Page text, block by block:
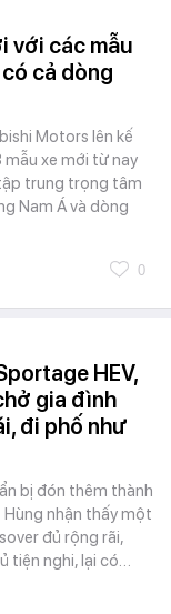
với các mẫu
cả dòng
Motors lên kế
mẫu xe mới từ nay
trung trọng tâm
Nam Á và dòng
0
HEV,
gia đình
đi phố như
bị đón thêm thành
Hùng nhận thấy một
đủ rộng rãi,
tiện nghi, lại có…